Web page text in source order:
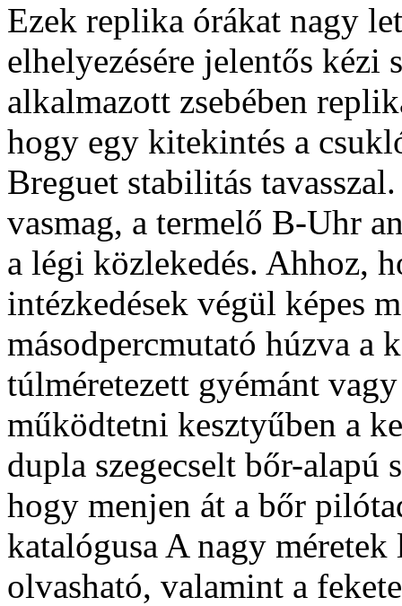
Ezek replika órákat nagy
elhelyezésére jelentős kézi
alkalmazott zsebében
hogy egy kitekintés a
Breguet stabilitás
vasmag, a termelő B-Uhr
a légi közlekedés. Ahhoz,
intézkedések végül képes
másodpercmutató húzva a
túlméretezett gyémánt
működtetni kesztyűben a
dupla szegecselt bőr-alapú
hogy menjen át a bőr
katalógusa A nagy
olvasható, valamint a